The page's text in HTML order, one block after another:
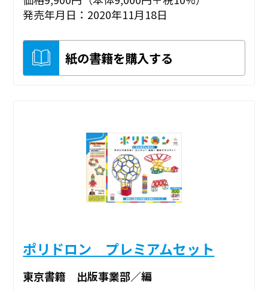
発売年月日：2020年11月18日
紙の書籍を購入する
ポリドロン プレミアムセット
東京書籍 出版事業部／編